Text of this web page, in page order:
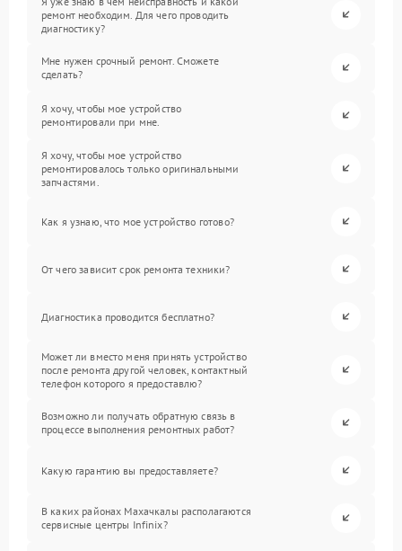
ремонт необходим. Для чего проводить
диагностику?
Мне нужен срочный ремонт. Сможете
сделать?
Я хочу, чтобы мое устройство
ремонтировали при мне.
Я хочу, чтобы мое устройство
ремонтировалось только оригинальными
запчастями.
Как я узнаю, что мое устройство готово?
От чего зависит срок ремонта техники?
Диагностика проводится бесплатно?
Может ли вместо меня принять устройство
после ремонта другой человек, контактный
телефон которого я предоставлю?
Возможно ли получать обратную связь в
процессе выполнения ремонтных работ?
Какую гарантию вы предоставляете?
В каких районах Махачкалы располагаются
сервисные центры Infinix?